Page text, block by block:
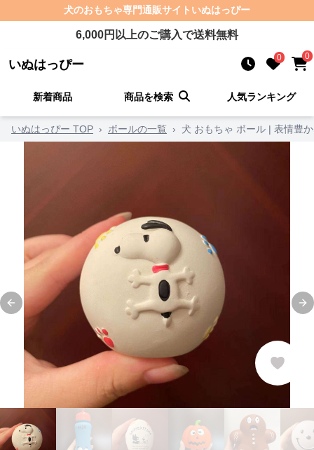
犬のおもちゃ専門通販サイト いぬはっぴー
6,000円以上のご購入で送料無料
いぬはっぴー 0 0
新着商品 商品を検索 人気ランキング
いぬはっぴー TOP › ボールの一覧 › 犬 おもちゃ ボール | 表情豊
Previous slide